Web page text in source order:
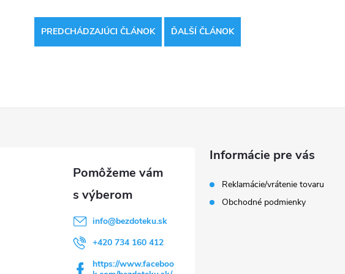
PREDCHÁDZAJÚCI ČLÁNOK ĎALŠÍ ČLÁNOK
info@bezdoteku.sk
+420 734 160 412
https://www.faceboo
Informácie pre vás
Reklamácie/vrátenie tovaru
Obchodné podmienky